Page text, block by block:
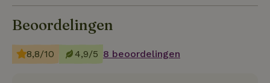
Beoordelingen
8,8/10 4,9/5 8 beoordelingen